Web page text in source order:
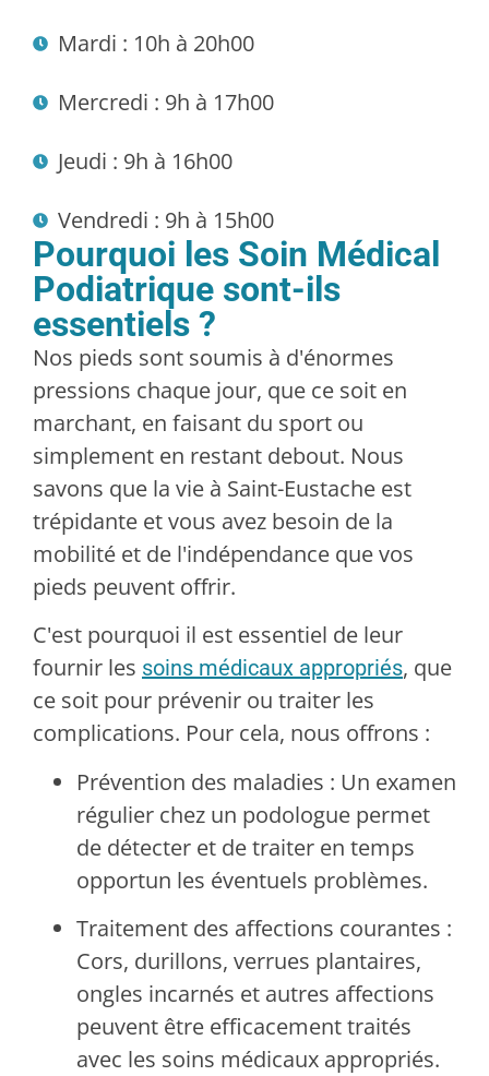
Mardi : 10h à 20h00
Mercredi : 9h à 17h00
Jeudi : 9h à 16h00
Vendredi : 9h à 15h00
Pourquoi les Soin Médical
Podiatrique sont-ils
essentiels ?
Nos pieds sont soumis à d'énormes
pressions chaque jour, que ce soit en
marchant, en faisant du sport ou
simplement en restant debout. Nous
savons que la vie à Saint-Eustache est
trépidante et vous avez besoin de la
mobilité et de l'indépendance que vos
pieds peuvent offrir.
C'est pourquoi il est essentiel de leur
fournir les soins médicaux appropriés, que
ce soit pour prévenir ou traiter les
complications. Pour cela, nous offrons :
Prévention des maladies : Un examen
régulier chez un podologue permet
de détecter et de traiter en temps
opportun les éventuels problèmes.
Traitement des affections courantes :
Cors, durillons, verrues plantaires,
ongles incarnés et autres affections
peuvent être efficacement traités
avec les soins médicaux appropriés.